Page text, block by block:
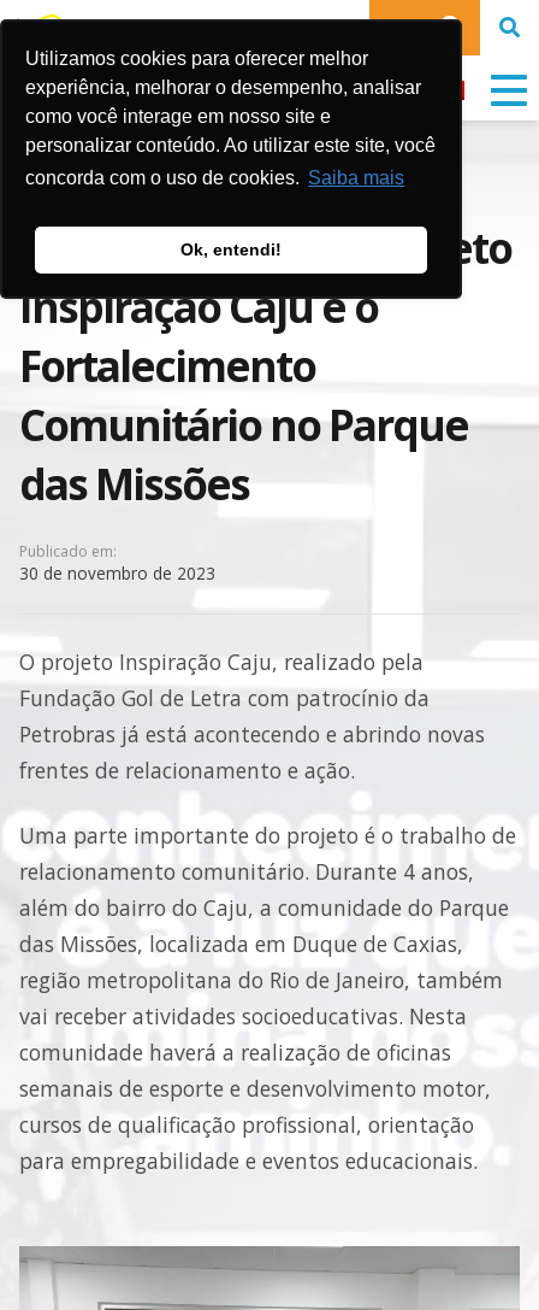
Utilizamos cookies para oferecer melhor
experiência, melhorar o desempenho, analisar
como você interage em nosso site e
personalizar conteúdo. Ao utilizar este site, você
concorda com o uso de cookies. Saiba mais
Ok, entendi!
DOE
Tecendo Redes de
Transformação: O Projeto
Inspiração Caju e o
Fortalecimento
Comunitário no Parque
das Missões
Publicado em:
30 de novembro de 2023
O projeto Inspiração Caju, realizado pela
Fundação Gol de Letra com patrocínio da
Petrobras já está acontecendo e abrindo novas
frentes de relacionamento e ação.
Uma parte importante do projeto é o trabalho de
relacionamento comunitário. Durante 4 anos,
além do bairro do Caju, a comunidade do Parque
das Missões, localizada em Duque de Caxias,
região metropolitana do Rio de Janeiro, também
vai receber atividades socioeducativas. Nesta
comunidade haverá a realização de oficinas
semanais de esporte e desenvolvimento motor,
cursos de qualificação profissional, orientação
para empregabilidade e eventos educacionais.